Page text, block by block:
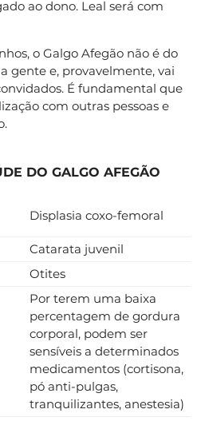
ao dono. Leal será com
o Galgo Afegão não é do
gente e, provavelmente, vai
É fundamental que
com outras pessoas e
DO GALGO AFEGÃO
Displasia coxo-femoral
Catarata juvenil
Otites
Por terem uma baixa
percentagem de gordura
corporal, podem ser
sensíveis a determinados
medicamentos (cortisona,
pó anti-pulgas,
tranquilizantes, anestesia)